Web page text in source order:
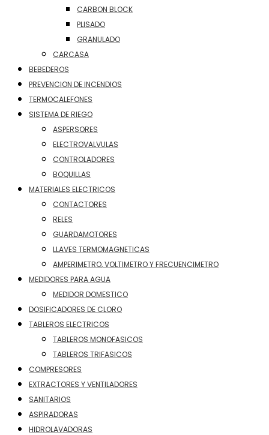
CARBON BLOCK
PLISADO
GRANULADO
CARCASA
BEBEDEROS
PREVENCION DE INCENDIOS
TERMOCALEFONES
SISTEMA DE RIEGO
ASPERSORES
ELECTROVALVULAS
CONTROLADORES
BOQUILLAS
MATERIALES ELECTRICOS
CONTACTORES
RELES
GUARDAMOTORES
LLAVES TERMOMAGNETICAS
AMPERIMETRO, VOLTIMETRO Y FRECUENCIMETRO
MEDIDORES PARA AGUA
MEDIDOR DOMESTICO
DOSIFICADORES DE CLORO
TABLEROS ELECTRICOS
TABLEROS MONOFASICOS
TABLEROS TRIFASICOS
COMPRESORES
EXTRACTORES Y VENTILADORES
SANITARIOS
ASPIRADORAS
HIDROLAVADORAS